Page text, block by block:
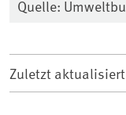
Quelle:
Zuletzt